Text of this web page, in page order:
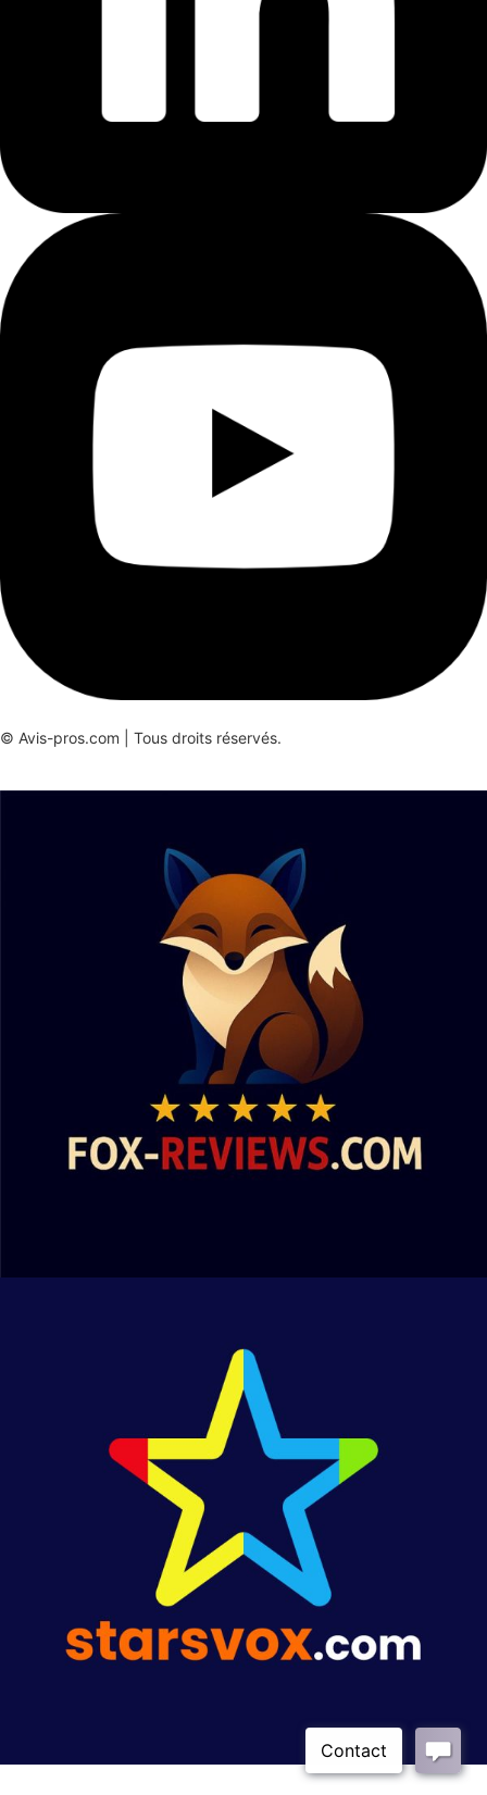
© Avis-pros.com | Tous droits réservés.